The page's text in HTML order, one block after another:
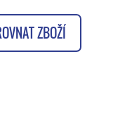
ZBOŽÍ